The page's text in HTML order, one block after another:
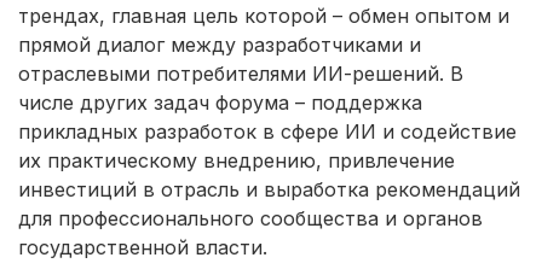
трендах, главная цель которой – обмен опытом и
прямой диалог между разработчиками и
отраслевыми потребителями ИИ-решений. В
числе других задач форума – поддержка
прикладных разработок в сфере ИИ и содействие
их практическому внедрению, привлечение
инвестиций в отрасль и выработка рекомендаций
для профессионального сообщества и органов
государственной власти.